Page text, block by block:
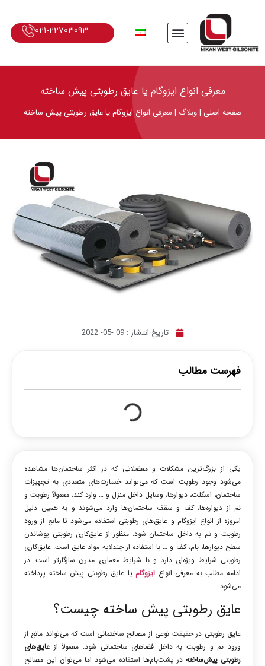
021-22703093
معرفی انواع ایزوگام یا عایق رطوبتی پیش‌ ساخته
صفحه اصلی |وبلاگ | معرفی انواع ایزوگام یا عایق رطوبتی پیش‌ ساخته
تاریخ انتشار :09 -05- 2022
فهرست مطالب
یکی از بزرگ‌ترین مشکلات و معضلاتی که در اکثر ساختمان‌ها مشاهده
می‌شود وجود رطوبت است که می‌تواند خسارت‌های متعددی به تجهیزات
ساختمان، اسکلت، دیوارها، وسایل داخل منزل و … وارد کند. معمولاً رطوبت و
نم از دیواره‌ها، کف و سقف ساختمان‌ها وارد می‌شوند و به همین دلیل
امروزه از انواع ایزوگام و عایق‌های رطوبتی استفاده می‌شود تا مانع از ورود
رطوبت و نم به داخل ساختمان شود. منظور از عایق‌کاری رطوبتی پوشاندن
سطح دیوارها، بام، کف و … با استفاده از چندلایه مواد عایق است. عایق‌کاری
رطوبتی شرایط ویژه‌ای دارد و با شرایط معماری مدرن سازگارتر است. در
ادامه مطلب به معرفی انواع ایزوگام یا عایق رطوبتی پیش‌ ساخته پرداخته
می‌شود.
عایق رطوبتی پیش‌ ساخته چیست؟
عایق رطوبتی در حقیقت نوعی از مصالح ساختمانی است که می‌تواند مانع از
ورود نم و رطوبت به داخل فضاهای ساختمانی شود. معمولاً از عایق‌های
رطوبتی پیش‌ساخته در پشت‌بام‌ها استفاده می‌شود اما می‌توان این مصالح